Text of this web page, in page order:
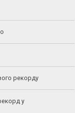
рекорду
у